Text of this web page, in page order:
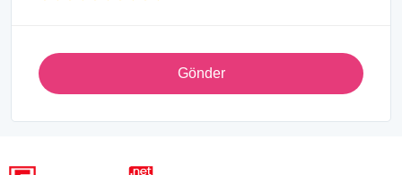
Gönder